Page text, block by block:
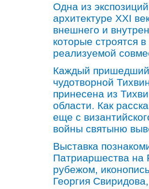
Одна из
архитектуре XXI
внешнего и
которые строятся
реализуемой
Каждый пришедший
чудотворной
принесена из
области. Как
еще с
войны святыню
Выставка
Патриаршества на
рубежом,
Георгия